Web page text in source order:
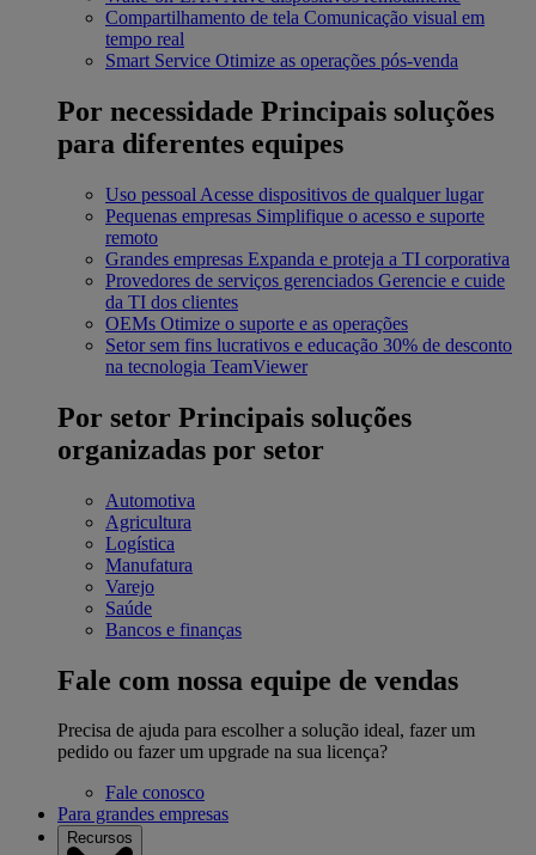
Compartilhamento de tela Comunicação visual em
tempo real
Smart Service Otimize as operações pós-venda
Por necessidade Principais soluções
para diferentes equipes
Uso pessoal Acesse dispositivos de qualquer lugar
Pequenas empresas Simplifique o acesso e suporte
remoto
Grandes empresas Expanda e proteja a TI corporativa
Provedores de serviços gerenciados Gerencie e cuide
da TI dos clientes
OEMs Otimize o suporte e as operações
Setor sem fins lucrativos e educação 30% de desconto
na tecnologia TeamViewer
Por setor Principais soluções
organizadas por setor
Automotiva
Agricultura
Logística
Manufatura
Varejo
Saúde
Bancos e finanças
Fale com nossa equipe de vendas
Precisa de ajuda para escolher a solução ideal, fazer um
pedido ou fazer um upgrade na sua licença?
Fale conosco
Para grandes empresas
Recursos